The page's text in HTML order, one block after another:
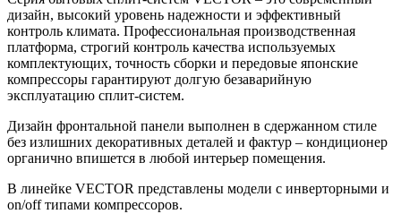
дизайн, высокий уровень надежности и эффективный
контроль климата. Профессиональная производственная
платформа, строгий контроль качества используемых
комплектующих, точность сборки и передовые японские
компрессоры гарантируют долгую безаварийную
эксплуатацию сплит-систем.
Дизайн фронтальной панели выполнен в сдержанном стиле
без излишних декоративных деталей и фактур – кондиционер
органично впишется в любой интерьер помещения.
В линейке VECTOR представлены модели с инверторными и
on/off типами компрессоров.